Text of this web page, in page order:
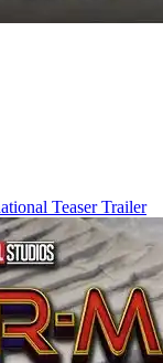
Teaser Trailer